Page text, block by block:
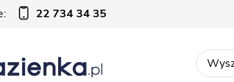
22 734 34 35